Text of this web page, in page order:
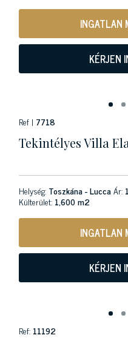
INGATLAN
KÉRJEN
Ref | 7718
Tekintélyes Villa
Helység: Toszkána - LuccaÁr:
Külterület: 1,600 m2
INGATLAN
KÉRJEN
Ref: 11192